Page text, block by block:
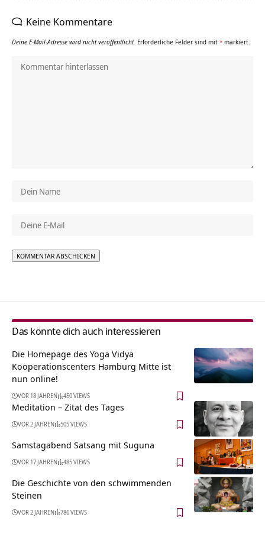
Keine Kommentare
Deine E-Mail-Adresse wird nicht veröffentlicht. Erforderliche Felder sind mit * markiert.
Das könnte dich auch interessieren
Die Homepage des Yoga Vidya
Kooperationscenters Hamburg Mitte ist
nun online!
VOR 18 JAHREN 450 VIEWS
Meditation – Zitat des Tages
VOR 2 JAHREN 505 VIEWS
Samstagabend Satsang mit Suguna
VOR 17 JAHREN 485 VIEWS
Die Geschichte von den schwimmenden
Steinen
VOR 2 JAHREN 786 VIEWS